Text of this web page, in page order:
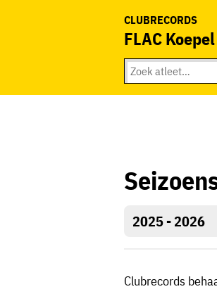
CLUBRECORDS
FLAC Koepel
Clubrecords